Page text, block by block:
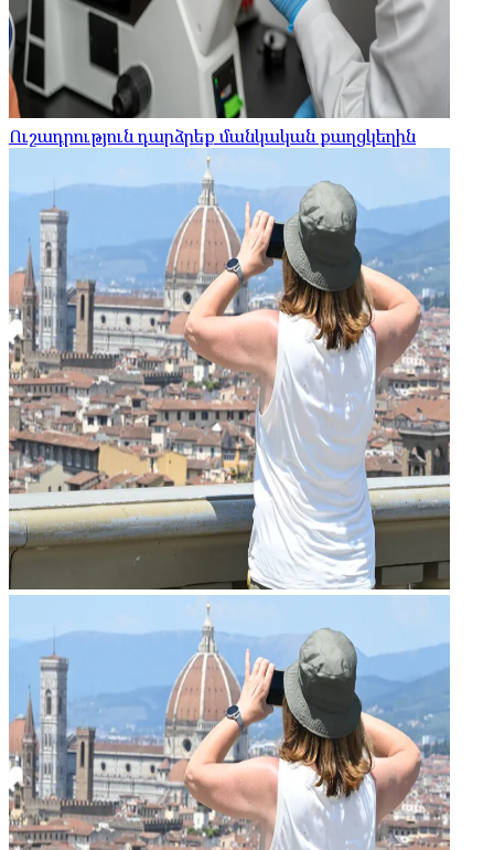
Ուշադրություն դարձրեք մանկական քաղցկեղին